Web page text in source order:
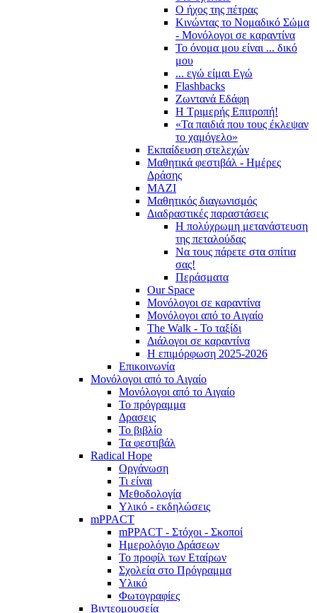
Ο ήχος της πέτρας
Κινώντας το Νομαδικό Σώμα
- Μονόλογοι σε καραντίνα
Το όνομα μου είναι ... δικό
μου
... εγώ είμαι Εγώ
Flashbacks
Ζωντανά Εδάφη
Η Τριμερής Επιτροπή!
«Τα παιδιά που τους έκλεψαν
το χαμόγελο»
Εκπαίδευση στελεχών
Μαθητικά φεστιβάλ - Ημέρες
Δράσης
ΜΑΖΙ
Μαθητικός διαγωνισμός
Διαδραστικές παραστάσεις
Η πολύχρωμη μετανάστευση
της πεταλούδας
Να τους πάρετε στα σπίτια
σας!
Περάσματα
Our Space
Μονόλογοι σε καραντίνα
Μονόλογοι από το Αιγαίο
The Walk - Το ταξίδι
Διάλογοι σε καραντίνα
Η επιμόρφωση 2025-2026
Επικοινωνία
Μονόλογοι από το Αιγαίο
Μονόλογοι από το Αιγαίο
Το πρόγραμμα
Δρασεις
Το βιβλίο
Τα φεστιβάλ
Radical Hope
Οργάνωση
Τι είναι
Μεθοδολογία
Υλικό - εκδηλώσεις
mPPACT
mPPACT - Στόχοι - Σκοποί
Ημερολόγιο Δράσεων
Το προφίλ των Εταίρων
Σχολεία στο Πρόγραμμα
Υλικό
Φωτογραφίες
Βιντεομουσεία